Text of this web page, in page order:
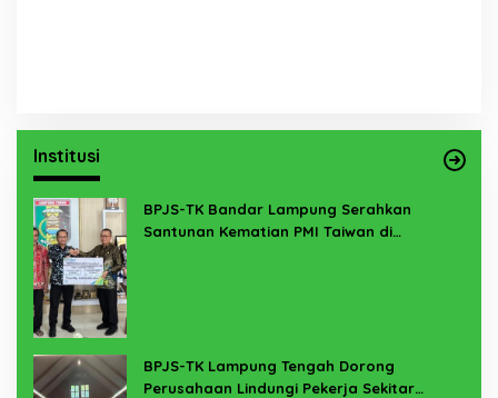
Institusi
BPJS-TK Bandar Lampung Serahkan
Santunan Kematian PMI Taiwan di
BPJS-TK Lampung Tengah Dorong
Perusahaan Lindungi Pekerja Sekitar